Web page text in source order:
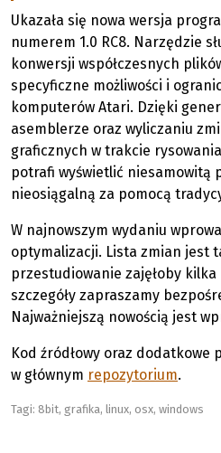
Ukazała się nowa wersja
numerem 1.0 RC8. Narzędzie
konwersji współczesnych
specyficzne możliwości i
komputerów Atari. Dzięki
asemblerze oraz wyliczaniu
graficznych w trakcie
potrafi wyświetlić niesamowitą
nieosiągalną za pomocą
W najnowszym wydaniu
optymalizacji. Lista zmian jest
przestudiowanie zajęłoby
szczegóły zapraszamy
Najważniejszą nowością jest
Kod źródłowy oraz
w głównym repozytorium.
Tagi: 8bit, grafika, linux, osx, windows